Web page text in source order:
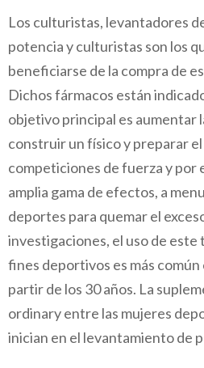
Los culturistas, levantadores
potencia y culturistas son los
beneficiarse de la compra de
Dichos fármacos están
objetivo principal es aumentar
construir un físico y preparar
competiciones de fuerza y por
amplia gama de efectos, a
deportes para quemar el
investigaciones, el uso de este
fines deportivos es más
partir de los 30 años. La
ordinary entre las mujeres
inician en el levantamiento de